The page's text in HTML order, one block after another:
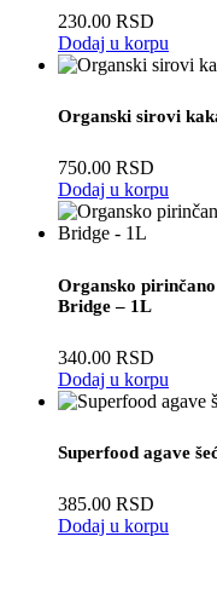
230.00 RSD
Dodaj u korpu
Organski sirovi
750.00 RSD
Dodaj u korpu
Organsko
Bridge – 1L
340.00 RSD
Dodaj u korpu
Superfood agave
385.00 RSD
Dodaj u korpu